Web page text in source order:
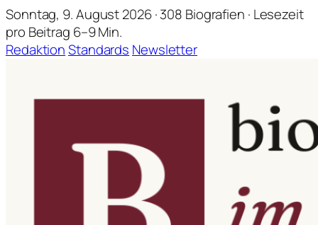
Sonntag, 9. August 2026 · 308 Biografien · Lesezeit
pro Beitrag 6–9 Min.
RedaktionStandards Newsletter